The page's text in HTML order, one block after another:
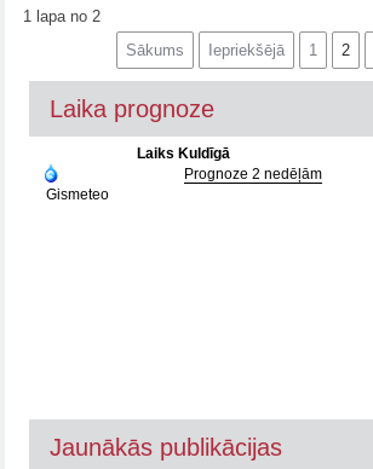
1 lapa no 2
Sākums
Iepriekšējā 1 2
Laika prognoze
Laiks Kuldīgā
Gismeteo
Prognoze 2 nedēļām
Jaunākās publikācijas